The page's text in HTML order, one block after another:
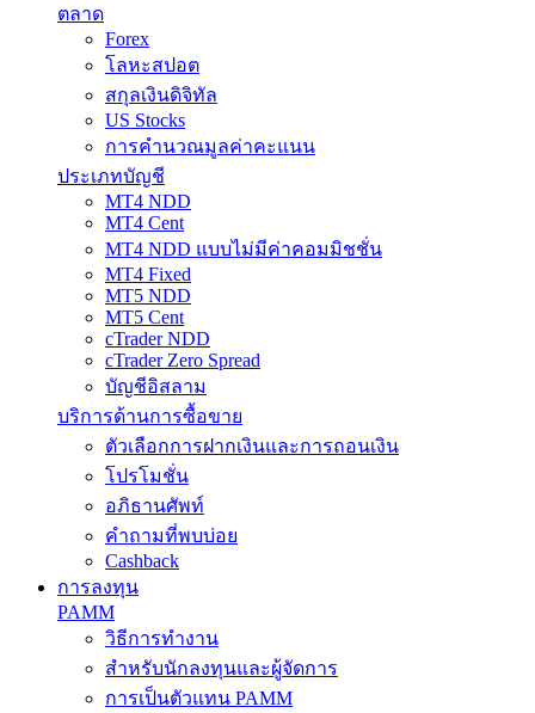
ตลาด
Forex
โลหะสปอต
สกุลเงินดิจิทัล
US Stocks
การคำนวณมูลค่าคะแนน
ประเภทบัญชี
MT4 NDD
MT4 Cent
MT4 NDD แบบไม่มีค่าคอมมิชชั่น
MT4 Fixed
MT5 NDD
MT5 Cent
cTrader NDD
cTrader Zero Spread
บัญชีอิสลาม
บริการด้านการซื้อขาย
ตัวเลือกการฝากเงินและการถอนเงิน
โปรโมชั่น
อภิธานศัพท์
คำถามที่พบบ่อย
Cashback
การลงทุน
PAMM
วิธีการทำงาน
สำหรับนักลงทุนและผู้จัดการ
การเป็นตัวแทน PAMM